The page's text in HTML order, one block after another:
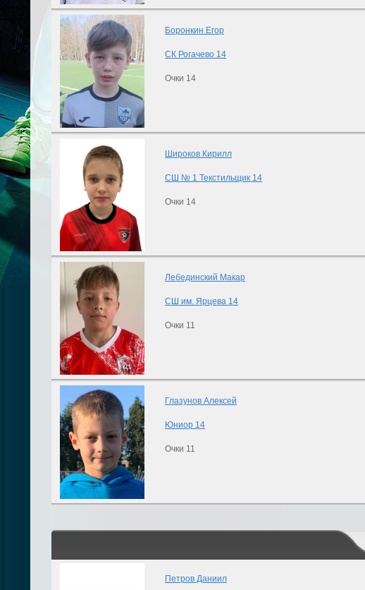
Боронкин Егор
СК Рогачево 14
Очки 14
Широков Кирилл
СШ № 1 Текстильщик 14
Очки 14
Лебединский Макар
СШ им. Ярцева 14
Очки 11
Глазунов Алексей
Юниор 14
Очки 11
Петров Даниил